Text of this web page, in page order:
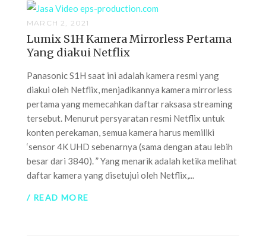
MARCH 2, 2021
Lumix S1H Kamera Mirrorless Pertama
Yang diakui Netflix
Panasonic S1H saat ini adalah kamera resmi yang
diakui oleh Netflix, menjadikannya kamera mirrorless
pertama yang memecahkan daftar raksasa streaming
tersebut. Menurut persyaratan resmi Netflix untuk
konten perekaman, semua kamera harus memiliki
‘sensor 4K UHD sebenarnya (sama dengan atau lebih
besar dari 3840). ” Yang menarik adalah ketika melihat
daftar kamera yang disetujui oleh Netflix,...
/ READ MORE